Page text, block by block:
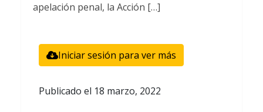
apelación penal, la Acción […]
Iniciar sesión para ver más
Publicado el 18 marzo, 2022